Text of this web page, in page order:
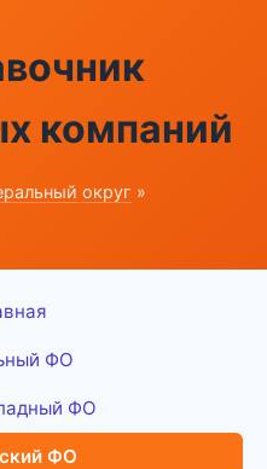
компаний
округ »
ФО
ФО
ФО